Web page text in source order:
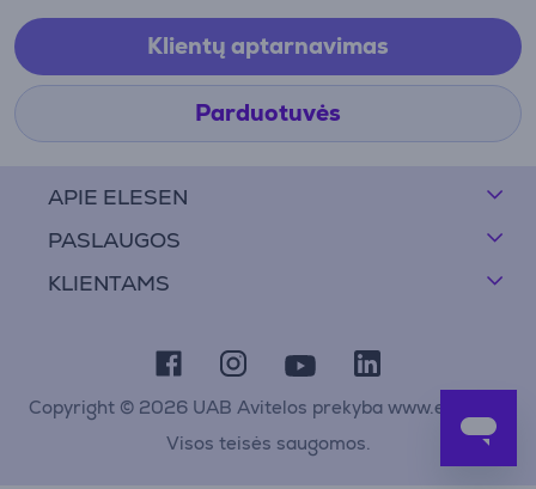
APIE ELESEN
PASLAUGOS
KLIENTAMS
Klientų aptarnavimas
Parduotuvės
Copyright © 2026 UAB Avitelos prekyba www.elesen.lt
Visos teisės saugomos.